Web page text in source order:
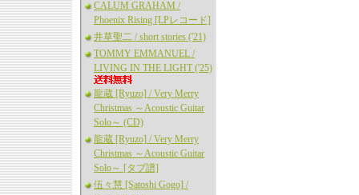
CALUM GRAHAM /
Phoenix Rising [LPレコード]
井草聖二 / short stories ('21)
TOMMY EMMANUEL /
LIVING IN THE LIGHT ('25)
龍蔵 [Ryuzo] / Very Merry
Christmas ～Acoustic Guitar
Solo～ (CD)
龍蔵 [Ryuzo] / Very Merry
Christmas ～Acoustic Guitar
Solo～ [タブ譜]
伍々慧 [Satoshi Gogo] /